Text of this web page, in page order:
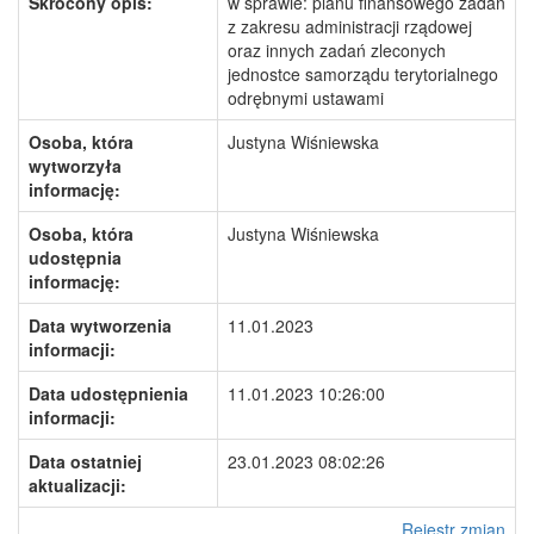
z zakresu administracji rządowej
oraz innych zadań zleconych
jednostce samorządu terytorialnego
odrębnymi ustawami
Osoba, która
wytworzyła
informację:
Justyna Wiśniewska
Osoba, która
udostępnia
informację:
Justyna Wiśniewska
Data wytworzenia
informacji:
11.01.2023
Data udostępnienia
informacji:
11.01.2023 10:26:00
Data ostatniej
aktualizacji:
23.01.2023 08:02:26
Rejestr zmian